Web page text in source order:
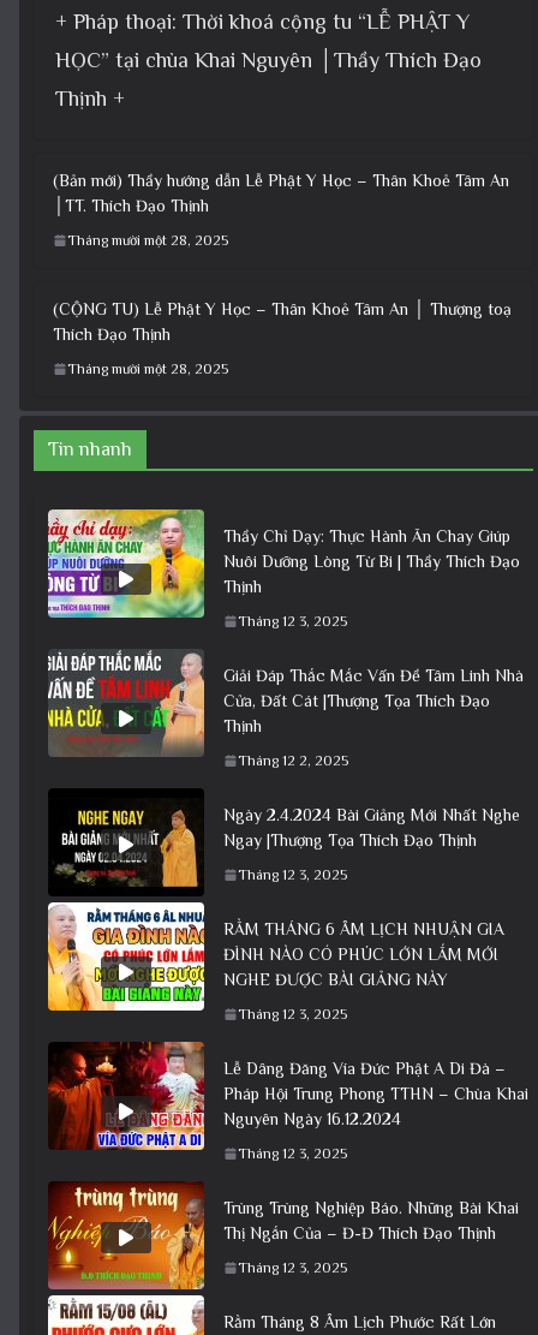
+ Pháp thoại: Thời khoá cộng tu “LỄ PHẬT Y
HỌC” tại chùa Khai Nguyên │Thầy Thích Đạo
Thịnh +
(Bản mới) Thầy hướng dẫn Lễ Phật Y Học – Thân Khoẻ Tâm An
│TT. Thích Đạo Thịnh
Tháng mười một 28, 2025
(CỘNG TU) Lễ Phật Y Học – Thân Khoẻ Tâm An │ Thượng toạ
Thích Đạo Thịnh
Tháng mười một 28, 2025
Tin nhanh
Thầy Chỉ Dạy: Thực Hành Ăn Chay Giúp
Nuôi Dưỡng Lòng Từ Bi | Thầy Thích Đạo
Thịnh
Tháng 12 3, 2025
Giải Đáp Thắc Mắc Vấn Đề Tâm Linh Nhà
Cửa, Đất Cát |Thượng Tọa Thích Đạo
Thịnh
Tháng 12 2, 2025
Ngày 2.4.2024 Bài Giảng Mới Nhất Nghe
Ngay |Thượng Tọa Thích Đạo Thịnh
Tháng 12 3, 2025
RẰM THÁNG 6 ÂM LỊCH NHUẬN GIA
ĐÌNH NÀO CÓ PHÚC LỚN LẮM MỚI
NGHE ĐƯỢC BÀI GIẢNG NÀY
Tháng 12 3, 2025
Lễ Dâng Đăng Vía Đức Phật A Di Đà –
Pháp Hội Trung Phong TTHN – Chùa Khai
Nguyên Ngày 16.12.2024
Tháng 12 3, 2025
Trùng Trùng Nghiệp Báo. Những Bài Khai
Thị Ngắn Của – Đ-Đ Thích Đạo Thịnh
Tháng 12 3, 2025
Rằm Tháng 8 Âm Lịch Phước Rất Lớn